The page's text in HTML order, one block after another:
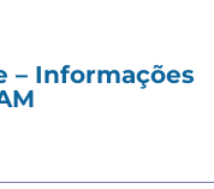
– Informações